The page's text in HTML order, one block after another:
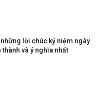
lời chúc kỷ niệm ngày
thành và ý nghĩa nhất